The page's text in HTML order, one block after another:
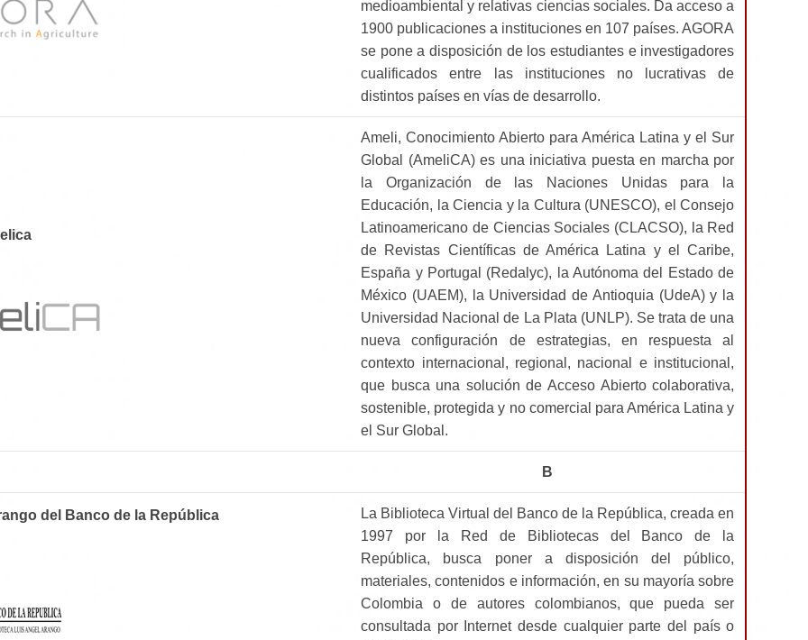
medioambiental y relativas ciencias sociales. Da acceso a
1900 publicaciones a instituciones en 107 países. AGORA
se pone a disposición de los estudiantes e investigadores
cualificados entre las instituciones no lucrativas de
distintos países en vías de desarrollo.
Ameli, Conocimiento Abierto para América Latina y el Sur
Global (AmeliCA) es una iniciativa puesta en marcha por
la Organización de las Naciones Unidas para la
Educación, la Ciencia y la Cultura (UNESCO), el Consejo
Latinoamericano de Ciencias Sociales (CLACSO), la Red
de Revistas Científicas de América Latina y el Caribe,
España y Portugal (Redalyc), la Autónoma del Estado de
México (UAEM), la Universidad de Antioquia (UdeA) y la
Universidad Nacional de La Plata (UNLP). Se trata de una
nueva configuración de estrategias, en respuesta al
contexto internacional, regional, nacional e institucional,
que busca una solución de Acceso Abierto colaborativa,
sostenible, protegida y no comercial para América Latina y
el Sur Global.
B
del Banco de la República
La Biblioteca Virtual del Banco de la República, creada en
1997 por la Red de Bibliotecas del Banco de la
República, busca poner a disposición del público,
materiales, contenidos e información, en su mayoría sobre
Colombia o de autores colombianos, que pueda ser
consultada por Internet desde cualquier parte del país o